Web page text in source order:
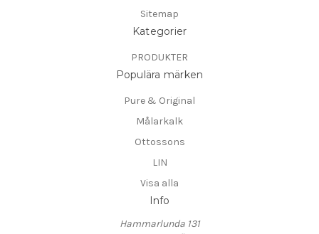
Sitemap
Kategorier
PRODUKTER
Populära märken
Pure & Original
Målarkalk
Ottossons
LIN
Visa alla
Info
Hammarlunda 131